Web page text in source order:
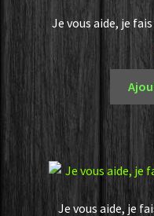
Je vous aide, je
Je vous aide, je